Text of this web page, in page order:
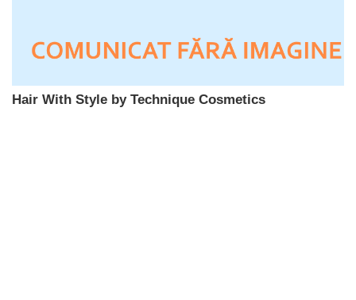
Hair With Style by Technique Cosmetics